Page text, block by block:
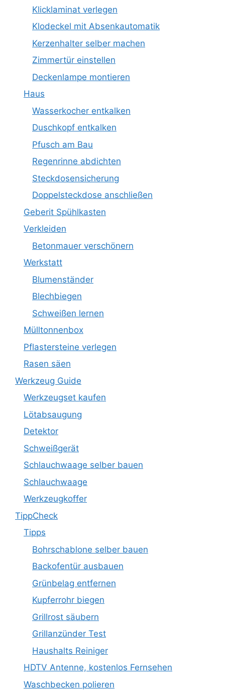
Klicklaminat verlegen
Klodeckel mit Absenkautomatik
Kerzenhalter selber machen
Zimmertür einstellen
Deckenlampe montieren
Haus
Wasserkocher entkalken
Duschkopf entkalken
Pfusch am Bau
Regenrinne abdichten
Steckdosensicherung
Doppelsteckdose anschließen
Geberit Spühlkasten
Verkleiden
Betonmauer verschönern
Werkstatt
Blumenständer
Blechbiegen
Schweißen lernen
Mülltonnenbox
Pflastersteine verlegen
Rasen säen
Werkzeug Guide
Werkzeugset kaufen
Lötabsaugung
Detektor
Schweißgerät
Schlauchwaage selber bauen
Schlauchwaage
Werkzeugkoffer
TippCheck
Tipps
Bohrschablone selber bauen
Backofentür ausbauen
Grünbelag entfernen
Kupferrohr biegen
Grillrost säubern
Grillanzünder Test
Haushalts Reiniger
HDTV Antenne, kostenlos Fernsehen
Waschbecken polieren